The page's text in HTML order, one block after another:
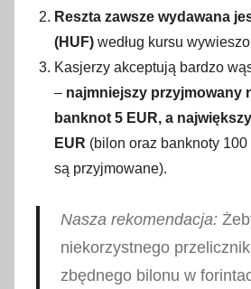
Reszta zawsze wydawana
(HUF) według kursu
Kasjerzy akceptują bardzo
– najmniejszy przyjmowany
banknot 5 EUR, a
EUR (bilon oraz banknoty
są przyjmowane).
Nasza rekomendacja:
niekorzystnego
zbędnego bilonu w